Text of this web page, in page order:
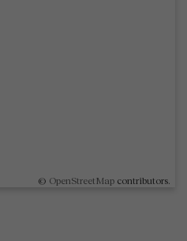
© OpenStreetMap contributors.